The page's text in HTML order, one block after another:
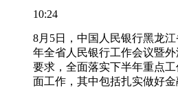
10:24
8月5日，中国人民银行黑龙
年全省人民银行工作会议暨
要求，全面落实下半年重点
面工作，其中包括扎实做好金